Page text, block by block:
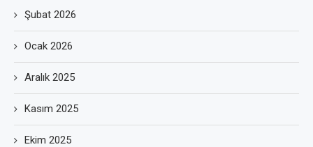
Şubat 2026
Ocak 2026
Aralık 2025
Kasım 2025
Ekim 2025